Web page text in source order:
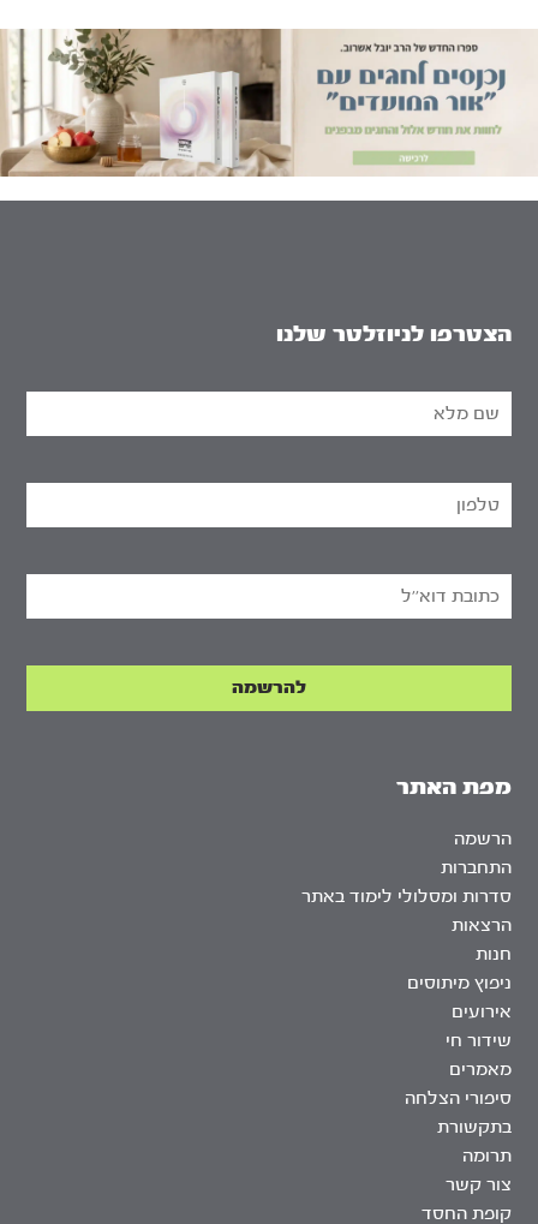
מפת האתר
הרשמה
התחברות
סדרות ומסלולי לימוד באתר
הרצאות
חנות
ניפוץ מיתוסים
אירועים
שידור חי
מאמרים
סיפורי הצלחה
בתקשורת
תרומה
צור קשר
קופת החסד
הצטרפו לניוזלטר שלנו